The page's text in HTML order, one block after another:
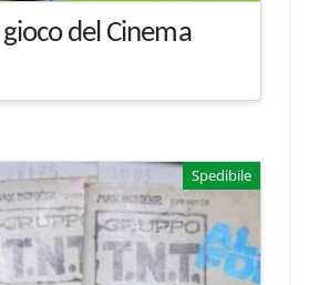
del Cinema
Spedibile